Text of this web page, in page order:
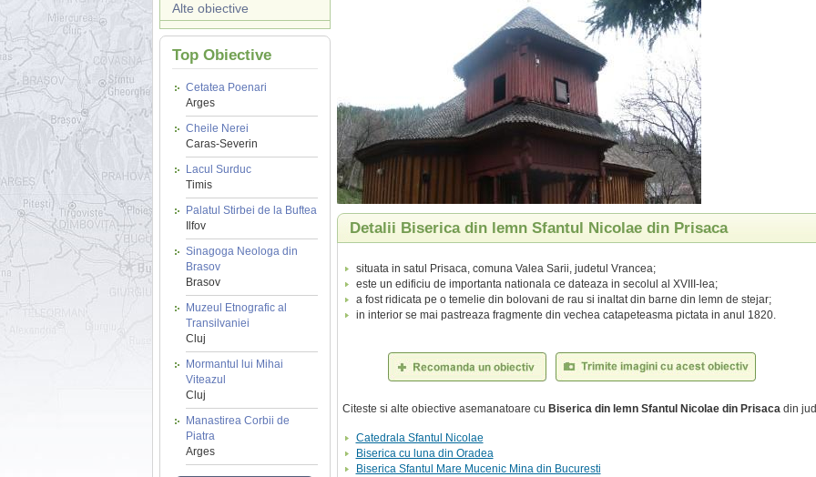
Alte obiective
Top Obiective
Cetatea Poenari
Arges
Cheile Nerei
Caras-Severin
Lacul Surduc
Timis
Palatul Stirbei de la Buftea
Ilfov
Sinagoga Neologa din
Brasov
Brasov
Muzeul Etnografic al
Transilvaniei
Cluj
Mormantul lui Mihai
Viteazul
Cluj
Manastirea Corbii de
Piatra
Arges
Detalii Biserica din lemn Sfantul Nicolae din Prisaca
situata in satul Prisaca, comuna Valea Sarii, judetul Vrancea;
este un edificiu de importanta nationala ce dateaza in secolul al XVIII-lea;
a fost ridicata pe o temelie din bolovani de rau si inaltat din barne din lemn de stejar;
in interior se mai pastreaza fragmente din vechea catapeteasma pictata in anul 1820.
Citeste si alte obiective asemanatoare cu Biserica din lemn Sfantul Nicolae din Prisacadin
Catedrala Sfantul Nicolae
Biserica cu luna din Oradea
Biserica Sfantul Mare Mucenic Mina din Bucuresti